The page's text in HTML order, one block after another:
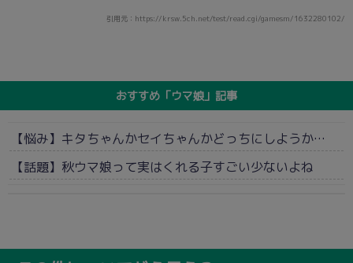
引用元：https://krsw.5ch.net/test/read.cgi/gamesm/1632280102/
おすすめ「ウマ娘」記事
【悩み】キタちゃんかセイちゃんかどっちにしようか…
【話題】秋ウマ娘って実はくれる子すごい少ないよね